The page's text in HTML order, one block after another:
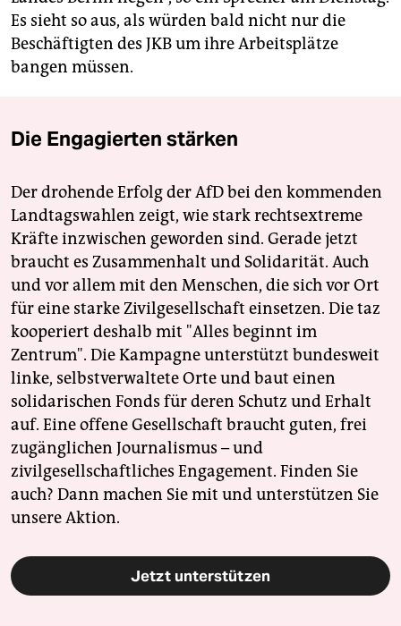
Es sieht so aus, als würden bald nicht nur die
Beschäftigten des JKB um ihre Arbeitsplätze
bangen müssen.
Die Engagierten stärken
Der drohende Erfolg der AfD bei den kommenden
Landtagswahlen zeigt, wie stark rechtsextreme
Kräfte inzwischen geworden sind. Gerade jetzt
braucht es Zusammenhalt und Solidarität. Auch
und vor allem mit den Menschen, die sich vor Ort
für eine starke Zivilgesellschaft einsetzen. Die taz
kooperiert deshalb mit "Alles beginnt im
Zentrum". Die Kampagne unterstützt bundesweit
linke, selbstverwaltete Orte und baut einen
solidarischen Fonds für deren Schutz und Erhalt
auf. Eine offene Gesellschaft braucht guten, frei
zugänglichen Journalismus – und
zivilgesellschaftliches Engagement. Finden Sie
auch? Dann machen Sie mit und unterstützen Sie
unsere Aktion.
Jetzt unterstützen